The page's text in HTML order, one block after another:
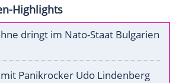
Highlights
dringt im Nato-Staat Bulgarien
Panikrocker Udo Lindenberg